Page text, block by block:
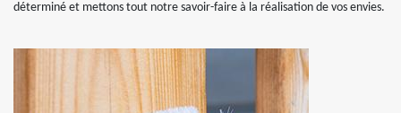
déterminé et mettons tout notre savoir-faire à la réalisation de vos envies.